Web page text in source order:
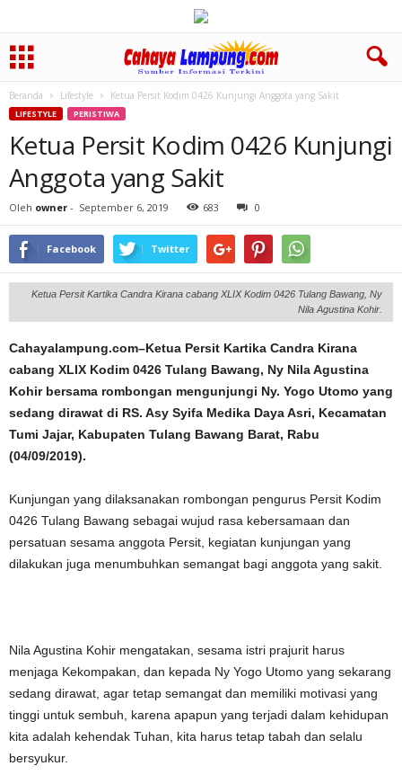
Beranda Lifestyle Ketua Persit Kodim 0426 Kunjungi Anggota yang Sakit
LIFESTYLE PERISTIWA
Ketua Persit Kodim 0426 Kunjungi
Anggota yang Sakit
Oleh owner - September 6, 2019 683 0
Facebook Twitter
Ketua Persit Kartika Candra Kirana cabang XLIX Kodim 0426 Tulang Bawang, Ny
Nila Agustina Kohir.
Cahayalampung.com–Ketua Persit Kartika Candra Kirana
cabang XLIX Kodim 0426 Tulang Bawang, Ny Nila Agustina
Kohir bersama rombongan mengunjungi Ny. Yogo Utomo yang
sedang dirawat di RS. Asy Syifa Medika Daya Asri, Kecamatan
Tumi Jajar, Kabupaten Tulang Bawang Barat, Rabu
(04/09/2019).
Kunjungan yang dilaksanakan rombongan pengurus Persit Kodim
0426 Tulang Bawang sebagai wujud rasa kebersamaan dan
persatuan sesama anggota Persit, kegiatan kunjungan yang
dilakukan juga menumbuhkan semangat bagi anggota yang sakit.
Nila Agustina Kohir mengatakan, sesama istri prajurit harus
menjaga Kekompakan, dan kepada Ny Yogo Utomo yang sekarang
sedang dirawat, agar tetap semangat dan memiliki motivasi yang
tinggi untuk sembuh, karena apapun yang terjadi dalam kehidupan
kita adalah kehendak Tuhan, kita harus tetap tabah dan selalu
bersyukur.